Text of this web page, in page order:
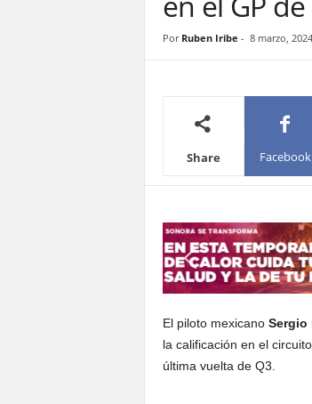
Por Ruben Iribe - 8 marzo, 2024
Share Facebook
El piloto mexicano Sergio
la calificación en el
última vuelta de Q3.